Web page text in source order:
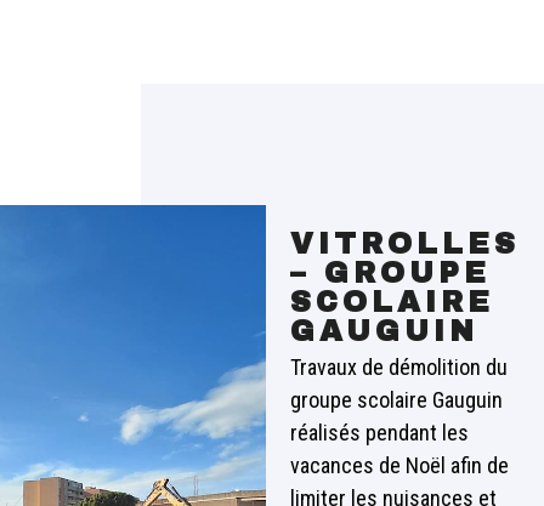
VITROLLES
– GROUPE
SCOLAIRE
GAUGUIN
Travaux de démolition du
groupe scolaire Gauguin
réalisés pendant les
vacances de Noël afin de
limiter les nuisances et